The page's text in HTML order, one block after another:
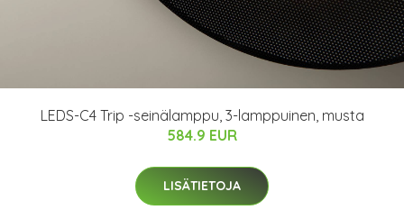
LEDS-C4 Trip -seinälamppu, 3-lamppuinen, musta
584.9 EUR
LISÄTIETOJA